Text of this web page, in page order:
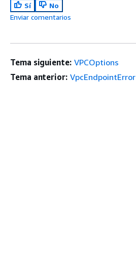
Sí
No
Enviar comentarios
Tema siguiente: VPCOptions
Tema anterior: VpcEndpointError